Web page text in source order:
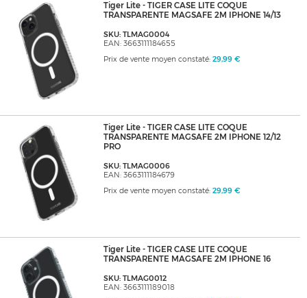
Tiger Lite - TIGER CASE LITE COQUE
TRANSPARENTE MAGSAFE 2M IPHONE 14/13
SKU: TLMAG0004
EAN: 3663111184655
Prix de vente moyen constaté: 29,99 €
Tiger Lite - TIGER CASE LITE COQUE
TRANSPARENTE MAGSAFE 2M IPHONE 12/12
PRO
SKU: TLMAG0006
EAN: 3663111184679
Prix de vente moyen constaté: 29,99 €
Tiger Lite - TIGER CASE LITE COQUE
TRANSPARENTE MAGSAFE 2M IPHONE 16
SKU: TLMAG0012
EAN: 3663111189018